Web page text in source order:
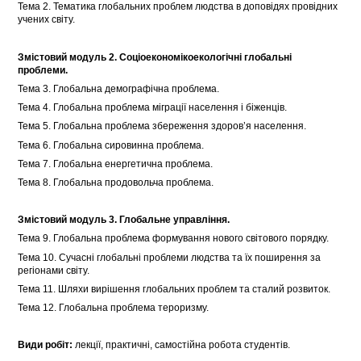
Тема 2. Тематика глобальних проблем людства в доповідях провідних
учених світу.
Змістовий модуль 2. Соціоекономікоекологічні глобальні
проблеми.
Тема 3. Глобальна демографічна проблема.
Тема 4. Глобальна проблема міграції населення і біженців.
Тема 5. Глобальна проблема збереження здоров’я населення.
Тема 6. Глобальна сировинна проблема.
Тема 7. Глобальна енергетична проблема.
Тема 8. Глобальна продовольча проблема.
Змістовий модуль 3. Глобальне управління.
Тема 9. Глобальна проблема формування нового світового порядку.
Тема 10. Сучасні глобальні проблеми людства та їх поширення за
регіонами світу.
Тема 11. Шляхи вирішення глобальних проблем та сталий розвиток.
Тема 12. Глобальна проблема тероризму.
Види робіт: лекції, практичні, самостійна робота студентів.